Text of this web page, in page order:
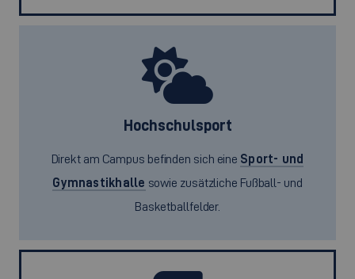
Hochschulsport
Direkt am Campus befinden sich eine Sport- und
Gymnastikhalle sowie zusätzliche Fußball- und
Basketballfelder.